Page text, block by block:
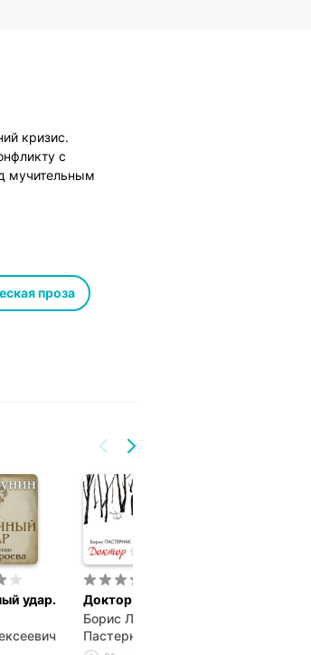
кризис.
с
мучительным
проза
удар.
Доктор Живаго
Борис Леонидович
Пастернак